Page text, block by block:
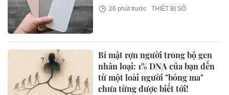
26 phút trước THIẾT BỊ SỐ
Bí mật rợn người trong bộ gen
nhân loại: 1% DNA của bạn đến
từ một loài người "bóng ma"
chưa từng được biết tới!